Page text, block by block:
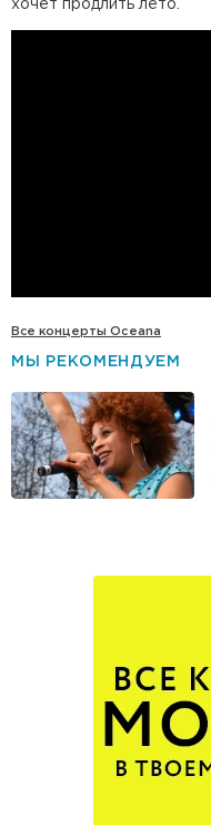
хочет продлить лето.
Все концерты Oceana
МЫ РЕКОМЕНДУЕМ